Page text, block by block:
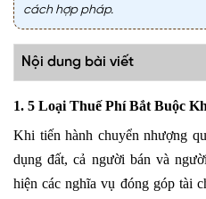
cách hợp pháp.
Nội dung bài viết
1. 5 Loại Thuế Phí Bắt Buộc
Khi tiến hành chuyển nhượng
dụng đất, cả người bán và
hiện các nghĩa vụ đóng góp tài